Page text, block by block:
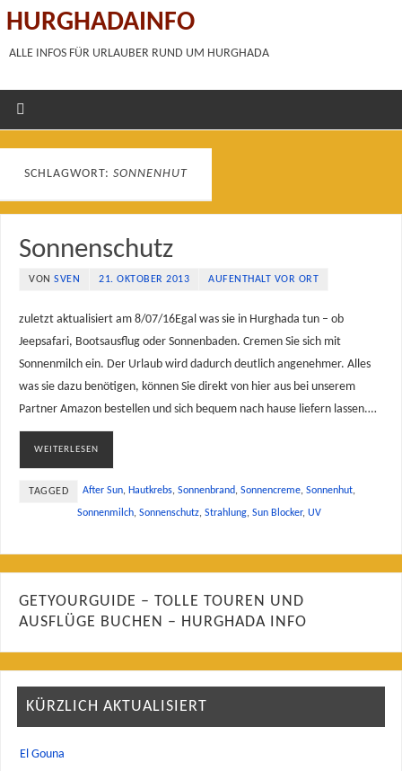
HURGHADAINFO
ALLE INFOS FÜR URLAUBER RUND UM HURGHADA
SCHLAGWORT: SONNENHUT
Sonnenschutz
VONSVEN 21. OKTOBER 2013 AUFENTHALT VOR ORT
zuletzt aktualisiert am 8/07/16Egal was sie in Hurghada tun – ob
Jeepsafari, Bootsausflug oder Sonnenbaden. Cremen Sie sich mit
Sonnenmilch ein. Der Urlaub wird dadurch deutlich angenehmer. Alles
was sie dazu benötigen, können Sie direkt von hier aus bei unserem
Partner Amazon bestellen und sich bequem nach hause liefern lassen.…
WEITERLESEN
TAGGED After Sun, Hautkrebs,Sonnenbrand,Sonnencreme,Sonnenhut,
Sonnenmilch,Sonnenschutz,Strahlung,Sun Blocker,UV
GETYOURGUIDE – TOLLE TOUREN UND
AUSFLÜGE BUCHEN – HURGHADA INFO
KÜRZLICH AKTUALISIERT
El Gouna